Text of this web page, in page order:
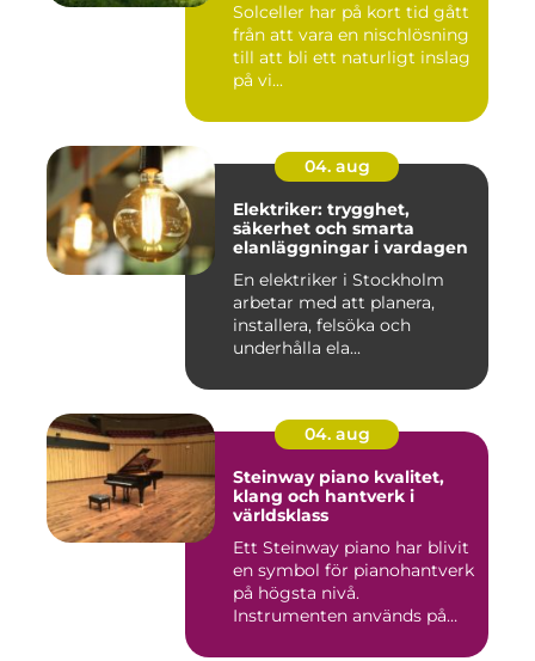
Solceller har på kort tid gått
från att vara en nischlösning
till att bli ett naturligt inslag
på vi...
04. aug
Elektriker: trygghet,
säkerhet och smarta
elanläggningar i vardagen
En elektriker i Stockholm
arbetar med att planera,
installera, felsöka och
underhålla ela...
04. aug
Steinway piano kvalitet,
klang och hantverk i
världsklass
Ett Steinway piano har blivit
en symbol för pianohantverk
på högsta nivå.
Instrumenten används på